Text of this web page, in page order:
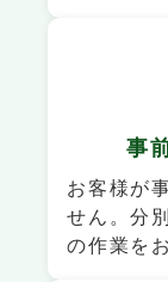
事
お客様が
せん。分
の作業を